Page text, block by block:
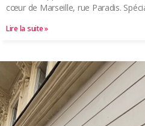
cœur de Marseille, rue Paradis.
Lire la suite »